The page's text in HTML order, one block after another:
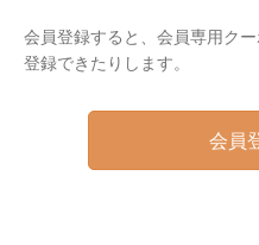
会員登録すると、会員専用ク
登録できたりします。
会員